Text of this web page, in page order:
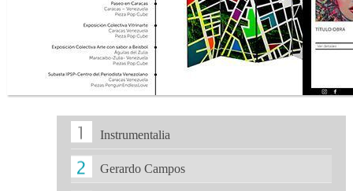
Instrumentalia
Gerardo Campos